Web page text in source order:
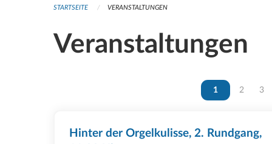
STARTSEITE VERANSTALTUNGEN
Veranstaltungen
Vous êtes sur la
1 Vous
2 3
Hinter der Orgelkulisse, 2. Rundgang,